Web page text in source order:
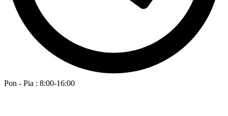
Pon - Pia : 8:00-16:00